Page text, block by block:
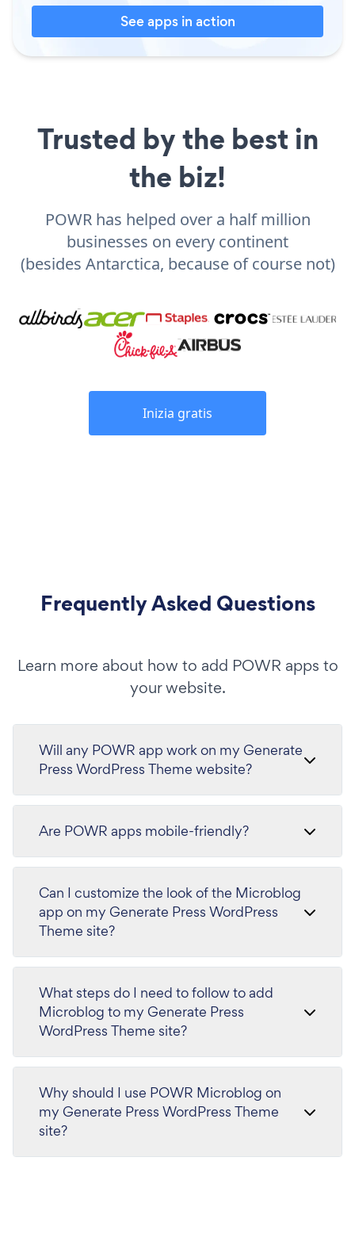
See apps in action
Trusted by the best in
the biz!
POWR has helped over a half million
businesses on every continent
(besides Antarctica, because of course not)
Inizia gratis
Frequently Asked Questions
Learn more about how to add POWR apps to
your website.
Will any POWR app work on my Generate
Press WordPress Theme website?
Are POWR apps mobile-friendly?
Can I customize the look of the Microblog
app on my Generate Press WordPress
Theme site?
What steps do I need to follow to add
Microblog to my Generate Press
WordPress Theme site?
Why should I use POWR Microblog on
my Generate Press WordPress Theme
site?